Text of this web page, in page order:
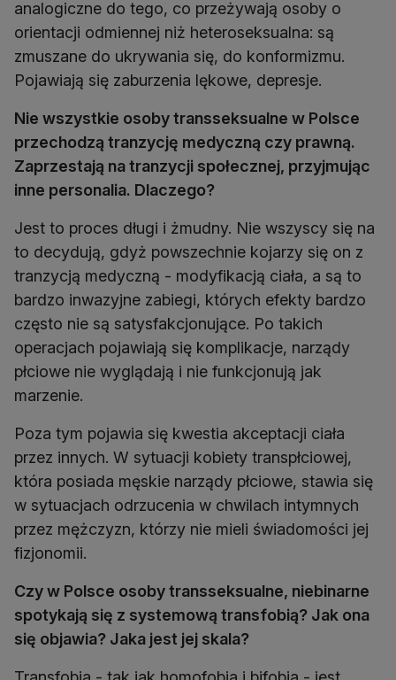
analogiczne do tego, co przeżywają osoby o
orientacji odmiennej niż heteroseksualna: są
zmuszane do ukrywania się, do konformizmu.
Pojawiają się zaburzenia lękowe, depresje.
Nie wszystkie osoby transseksualne w Polsce
przechodzą tranzycję medyczną czy prawną.
Zaprzestają na tranzycji społecznej, przyjmując
inne personalia. Dlaczego?
Jest to proces długi i żmudny. Nie wszyscy się na
to decydują, gdyż powszechnie kojarzy się on z
tranzycją medyczną - modyfikacją ciała, a są to
bardzo inwazyjne zabiegi, których efekty bardzo
często nie są satysfakcjonujące. Po takich
operacjach pojawiają się komplikacje, narządy
płciowe nie wyglądają i nie funkcjonują jak
marzenie.
Poza tym pojawia się kwestia akceptacji ciała
przez innych. W sytuacji kobiety transpłciowej,
która posiada męskie narządy płciowe, stawia się
w sytuacjach odrzucenia w chwilach intymnych
przez mężczyzn, którzy nie mieli świadomości jej
fizjonomii.
Czy w Polsce osoby transseksualne, niebinarne
spotykają się z systemową transfobią? Jak ona
się objawia? Jaka jest jej skala?